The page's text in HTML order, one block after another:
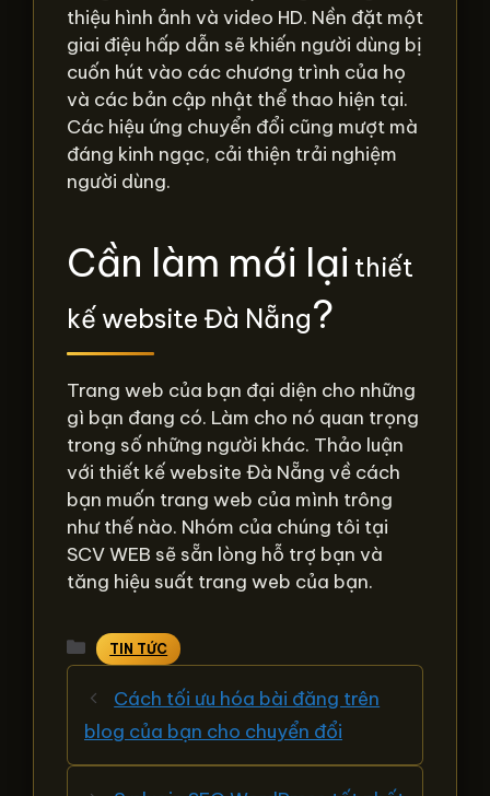
thiệu hình ảnh và video HD. Nền đặt một
giai điệu hấp dẫn sẽ khiến người dùng bị
cuốn hút vào các chương trình của họ
và các bản cập nhật thể thao hiện tại.
Các hiệu ứng chuyển đổi cũng mượt mà
đáng kinh ngạc, cải thiện trải nghiệm
người dùng.
Cần làm mới lại thiết
kế website Đà Nẵng?
Trang web của bạn đại diện cho những
gì bạn đang có. Làm cho nó quan trọng
trong số những người khác. Thảo luận
với thiết kế website Đà Nẵng về cách
bạn muốn trang web của mình trông
như thế nào. Nhóm của chúng tôi tại
SCV WEB sẽ sẵn lòng hỗ trợ bạn và
tăng hiệu suất trang web của bạn.
Danh
mục
TIN TỨC
Cách tối ưu hóa bài đăng trên
blog của bạn cho chuyển đổi